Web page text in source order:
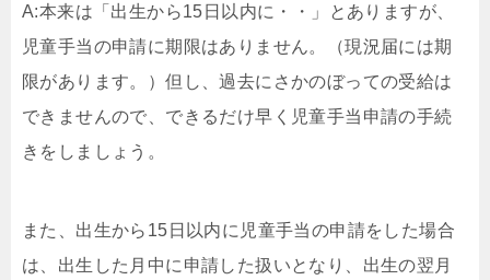
A:本来は「出生から15日以内に・・」とありますが、
児童手当の申請に期限はありません。（現況届には期
限があります。）但し、過去にさかのぼっての受給は
できませんので、できるだけ早く児童手当申請の手続
きをしましょう。
また、出生から15日以内に児童手当の申請をした場合
は、出生した月中に申請した扱いとなり、出生の翌月